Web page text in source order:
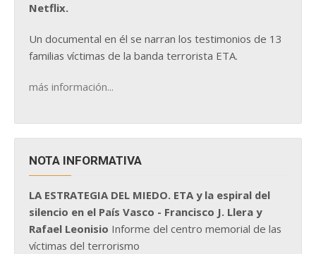
Netflix.
Un documental en él se narran los testimonios de 13
familias víctimas de la banda terrorista ETA.
más información...
NOTA INFORMATIVA
LA ESTRATEGIA DEL MIEDO. ETA y la espiral del
silencio en el País Vasco - Francisco J. Llera y
Rafael Leonisio Informe del centro memorial de las
víctimas del terrorismo